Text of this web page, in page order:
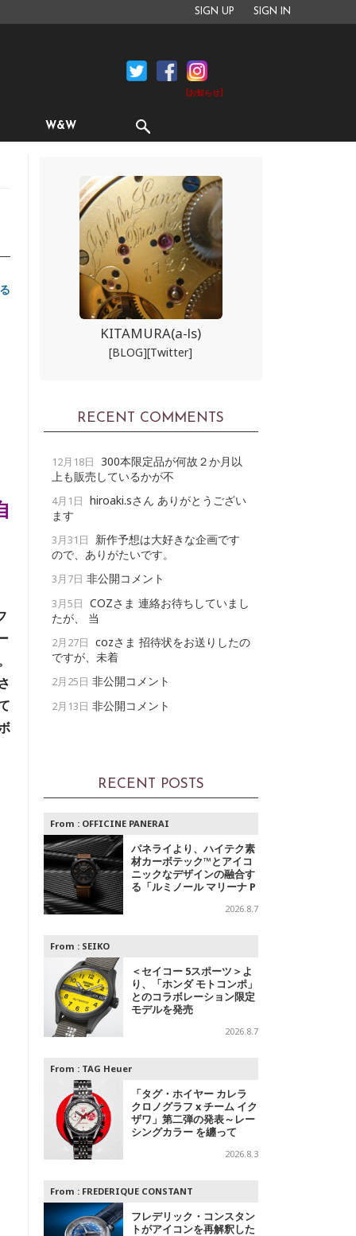
SIGN UP SIGN IN
[お知らせ]
W&W
KITAMURA(a-ls)
[BLOG][Twitter]
RECENT COMMENTS
12月18日 300本限定品が何故２か月以
上も販売しているかが不
4月1日 hiroaki.sさん ありがとうござい
ます
3月31日
新作予想は大好きな企画です
ので、ありがたいです。
3月7日 非公開コメント
3月5日 COZさま 連絡お待ちしていまし
たが、 当
2月27日 cozさま 招待状をお送りしたの
ですが、未着
2月25日 非公開コメント
2月13日 非公開コメント
RECENT POSTS
From : OFFICINE PANERAI
パネライより、ハイテク素
材カーボテック™とアイコ
ニックなデザインの融合す
る「ルミノール マリーナ P
2026.8.7
From : SEIKO
＜セイコー 5スポーツ＞よ
り、「ホンダ モトコンポ」
とのコラボレーション限定
モデルを発売
2026.8.7
From : TAG Heuer
「タグ・ホイヤー カレラ
クロノグラフ x チーム イク
ザワ」第二弾の発表～レー
シングカラー を纏って
2026.8.3
From : FREDERIQUE CONSTANT
フレデリック・コンスタン
トがアイコンを再解釈した